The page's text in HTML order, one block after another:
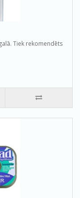
Tiek rekomendēts